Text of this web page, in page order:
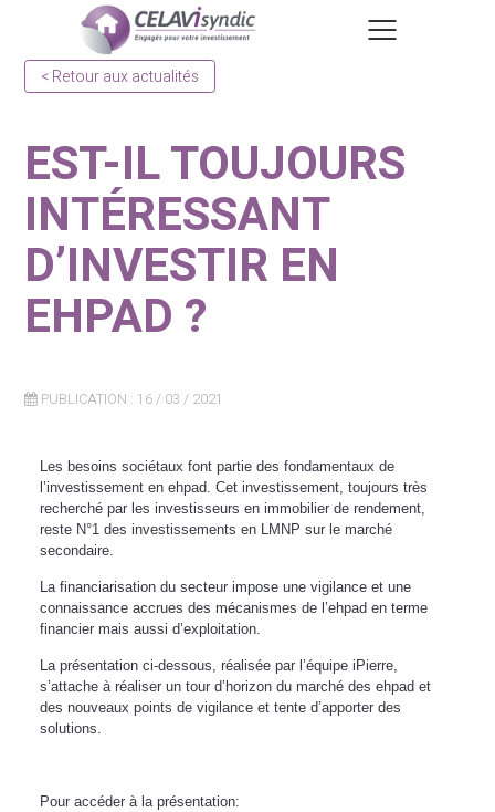
< Retour aux actualités
EST-IL TOUJOURS
INTÉRESSANT
D’INVESTIR EN
EHPAD ?
PUBLICATION : 16 / 03 / 2021
Les besoins sociétaux font partie des fondamentaux de
l’investissement en ehpad. Cet investissement, toujours très
recherché par les investisseurs en immobilier de rendement,
reste N°1 des investissements en LMNP sur le marché
secondaire.
La financiarisation du secteur impose une vigilance et une
connaissance accrues des mécanismes de l’ehpad en terme
financier mais aussi d’exploitation.
La présentation ci-dessous, réalisée par l’équipe iPierre,
s’attache à réaliser un tour d’horizon du marché des ehpad et
des nouveaux points de vigilance et tente d’apporter des
solutions.
Pour accéder à la présentation: